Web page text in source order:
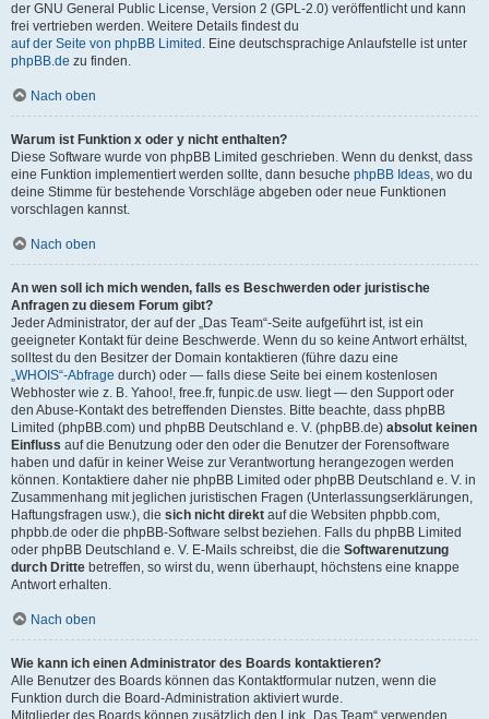
der GNU General Public License, Version 2 (GPL-2.0) veröffentlicht und kann
frei vertrieben werden. Weitere Details findest du
auf der Seite von phpBB Limited . Eine deutschsprachige Anlaufstelle ist unter
phpBB.de zu finden.
Nach oben
Warum ist Funktion x oder y nicht enthalten?
Diese Software wurde von phpBB Limited geschrieben. Wenn du denkst, dass
eine Funktion implementiert werden sollte, dann besuche phpBB Ideas, wo du
deine Stimme für bestehende Vorschläge abgeben oder neue Funktionen
vorschlagen kannst.
Nach oben
An wen soll ich mich wenden, falls es Beschwerden oder juristische
Anfragen zu diesem Forum gibt?
Jeder Administrator, der auf der „Das Team“-Seite aufgeführt ist, ist ein
geeigneter Kontakt für deine Beschwerde. Wenn du so keine Antwort erhältst,
solltest du den Besitzer der Domain kontaktieren (führe dazu eine
„WHOIS“-Abfrage durch) oder — falls diese Seite bei einem kostenlosen
Webhoster wie z. B. Yahoo!, free.fr, funpic.de usw. liegt — den Support oder
den Abuse-Kontakt des betreffenden Dienstes. Bitte beachte, dass phpBB
Limited (phpBB.com) und phpBB Deutschland e. V. (phpBB.de) absolut keinen
Einfluss auf die Benutzung oder den oder die Benutzer der Forensoftware
haben und dafür in keiner Weise zur Verantwortung herangezogen werden
können. Kontaktiere daher nie phpBB Limited oder phpBB Deutschland e. V. in
Zusammenhang mit jeglichen juristischen Fragen (Unterlassungserklärungen,
Haftungsfragen usw.), die sich nicht direkt auf die Websiten phpbb.com,
phpbb.de oder die phpBB-Software selbst beziehen. Falls du phpBB Limited
oder phpBB Deutschland e. V. E-Mails schreibst, die die Softwarenutzung
durch Dritte betreffen, so wirst du, wenn überhaupt, höchstens eine knappe
Antwort erhalten.
Nach oben
Wie kann ich einen Administrator des Boards kontaktieren?
Alle Benutzer des Boards können das Kontaktformular nutzen, wenn die
Funktion durch die Board-Administration aktiviert wurde.
Mitglieder des Boards können zusätzlich den Link „Das Team“ verwenden.